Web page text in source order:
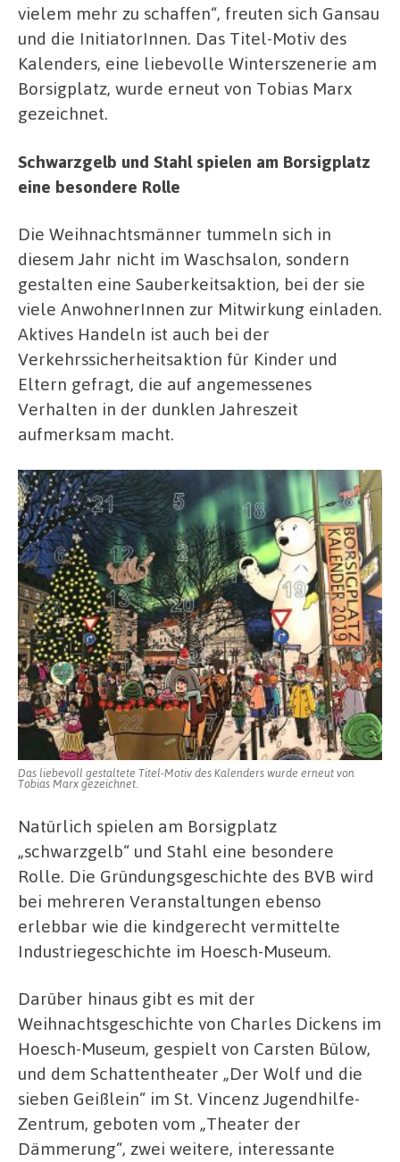
vielem mehr zu schaffen“, freuten sich Gansau
und die InitiatorInnen. Das Titel-Motiv des
Kalenders, eine liebevolle Winterszenerie am
Borsigplatz, wurde erneut von Tobias Marx
gezeichnet.
Schwarzgelb und Stahl spielen am Borsigplatz
eine besondere Rolle
Die Weihnachtsmänner tummeln sich in
diesem Jahr nicht im Waschsalon, sondern
gestalten eine Sauberkeitsaktion, bei der sie
viele AnwohnerInnen zur Mitwirkung einladen.
Aktives Handeln ist auch bei der
Verkehrssicherheitsaktion für Kinder und
Eltern gefragt, die auf angemessenes
Verhalten in der dunklen Jahreszeit
aufmerksam macht.
Das liebevoll gestaltete Titel-Motiv des Kalenders wurde erneut von
Tobias Marx gezeichnet.
Natürlich spielen am Borsigplatz
„schwarzgelb“ und Stahl eine besondere
Rolle. Die Gründungsgeschichte des BVB wird
bei mehreren Veranstaltungen ebenso
erlebbar wie die kindgerecht vermittelte
Industriegeschichte im Hoesch-Museum.
Darüber hinaus gibt es mit der
Weihnachtsgeschichte von Charles Dickens im
Hoesch-Museum, gespielt von Carsten Bülow,
und dem Schattentheater „Der Wolf und die
sieben Geißlein“ im St. Vincenz Jugendhilfe-
Zentrum, geboten vom „Theater der
Dämmerung“, zwei weitere, interessante